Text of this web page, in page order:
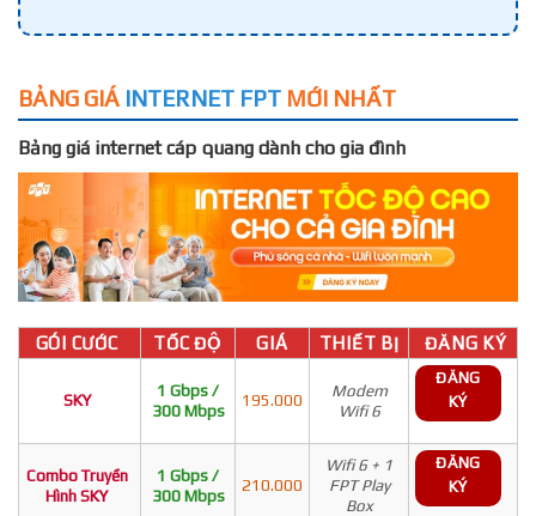
BẢNG GIÁ INTERNET FPT MỚI NHẤT
Bảng giá internet cáp quang dành cho gia đình
GÓI CƯỚC TỐC ĐỘ GIÁ THIẾT BỊ ĐĂNG KÝ
SKY
1 Gbps /
300 Mbps
195.000
Modem
Wifi 6
ĐĂNG
KÝ
Combo Truyền
Hình SKY
1 Gbps /
300 Mbps
210.000
Wifi 6 + 1
FPT Play
Box
ĐĂNG
KÝ